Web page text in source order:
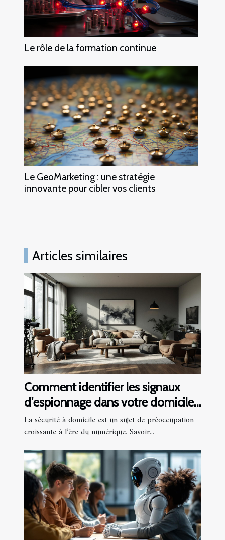
Le rôle de la formation continue
Le GeoMarketing : une stratégie
innovante pour cibler vos clients
Articles similaires
Comment identifier les signaux
d'espionnage dans votre domicile
?
La sécurité à domicile est un sujet de préoccupation
croissante à l’ère du numérique. Savoir...